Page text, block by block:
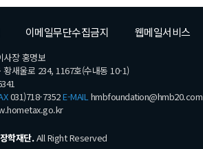
이메일무단수집금지 웹메일서비스
사장 홍명보
황새울로 234, 1167호(수내동 10-1)
031)718-7352E-MAILhmbfoundation@hmb20.com
학재단.All Right Reserved